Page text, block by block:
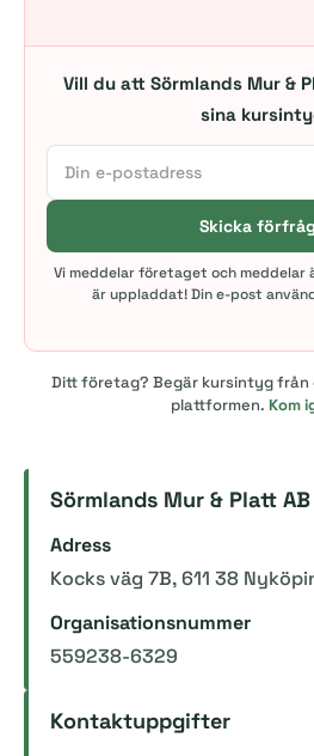
Vill du att Sörmlands Mur &
sina
Skicka
Vi meddelar företaget och meddelar
är uppladdat! Din e-post
Ditt företag? Begär kursintyg från
plattformen. Kom
Sörmlands Mur & Platt AB
Adress
Kocks väg 7B, 611 38
Organisationsnummer
559238-6329
Kontaktuppgifter